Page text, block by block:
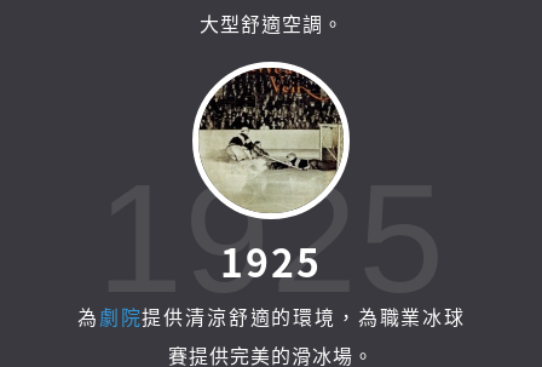
大型舒適空調。
1925
1925
為劇院提供清涼舒適的環境，為職業冰球
賽提供完美的滑冰場。